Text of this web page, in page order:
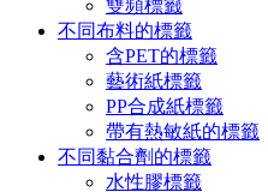
雙頻標籤
不同布料的標籤
含PET的標籤
藝術紙標籤
PP合成紙標籤
帶有熱敏紙的標籤
不同黏合劑的標籤
水性膠標籤